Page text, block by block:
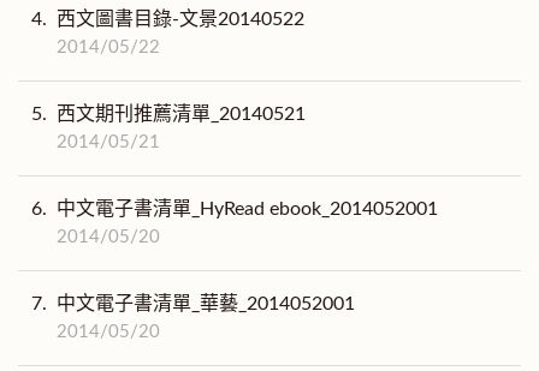
4. 西文圖書目錄-文景20140522
2014/05/22
5. 西文期刊推薦清單_20140521
2014/05/21
6. 中文電子書清單_HyRead ebook_2014052001
2014/05/20
7. 中文電子書清單_華藝_2014052001
2014/05/20